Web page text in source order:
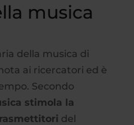
musica
della musica di
ai ricercatori ed è
Secondo
stimola la
del